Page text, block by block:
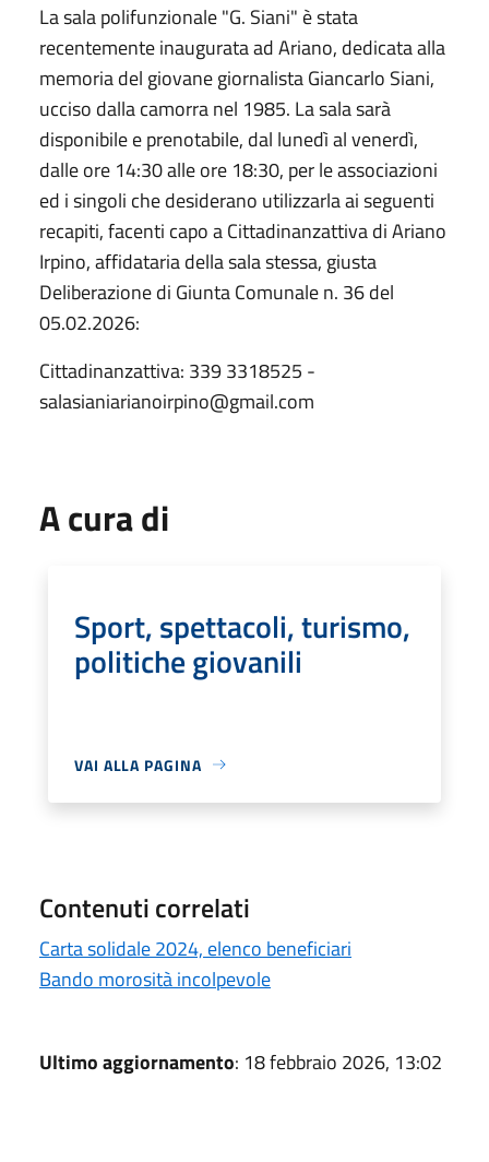
La sala polifunzionale "G. Siani" è stata
recentemente inaugurata ad Ariano, dedicata alla
memoria del giovane giornalista Giancarlo Siani,
ucciso dalla camorra nel 1985. La sala sarà
disponibile e prenotabile, dal lunedì al venerdì,
dalle ore 14:30 alle ore 18:30, per le associazioni
ed i singoli che desiderano utilizzarla ai seguenti
recapiti, facenti capo a Cittadinanzattiva di Ariano
Irpino, affidataria della sala stessa, giusta
Deliberazione di Giunta Comunale n. 36 del
05.02.2026:
Cittadinanzattiva: 339 3318525 -
salasianiarianoirpino@gmail.com
A cura di
Sport, spettacoli, turismo,
politiche giovanili
VAI ALLA PAGINA
Contenuti correlati
Carta solidale 2024, elenco beneficiari
Bando morosità incolpevole
Ultimo aggiornamento: 18 febbraio 2026, 13:02